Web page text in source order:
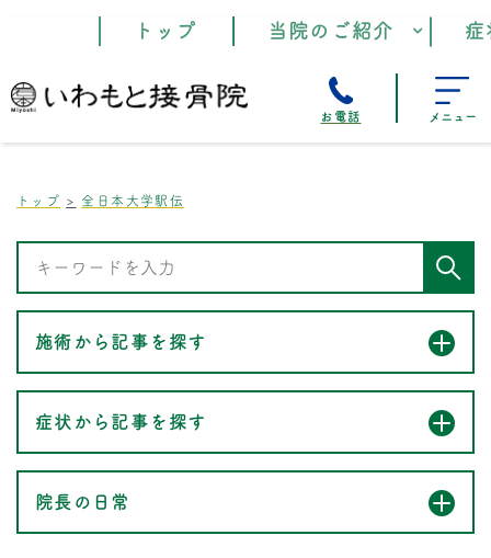
トップ 当院のご紹介
お電話 メニュー
トップ 全日本大学駅伝
施術から記事を探す
症状から記事を探す
院長の日常